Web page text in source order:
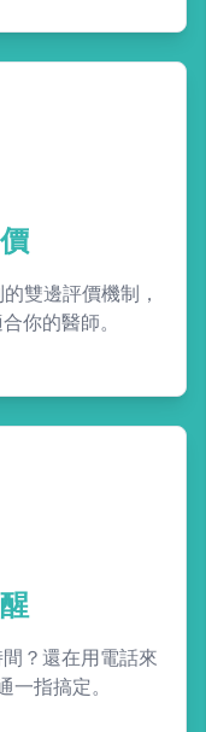
雙邊評價機制，
你的醫師。
？還在用電話來
一指搞定。